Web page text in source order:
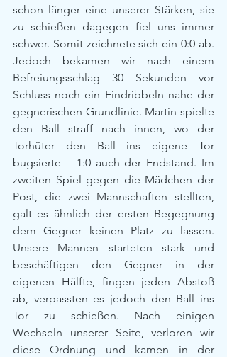
schon länger eine unserer Stärken, sie
zu schießen dagegen fiel uns immer
schwer. Somit zeichnete sich ein 0:0 ab.
Jedoch bekamen wir nach einem
Befreiungsschlag 30 Sekunden vor
Schluss noch ein Eindribbeln nahe der
gegnerischen Grundlinie. Martin spielte
den Ball straff nach innen, wo der
Torhüter den Ball ins eigene Tor
bugsierte – 1:0 auch der Endstand. Im
zweiten Spiel gegen die Mädchen der
Post, die zwei Mannschaften stellten,
galt es ähnlich der ersten Begegnung
dem Gegner keinen Platz zu lassen.
Unsere Mannen starteten stark und
beschäftigen den Gegner in der
eigenen Hälfte, fingen jeden Abstoß
ab, verpassten es jedoch den Ball ins
Tor zu schießen. Nach einigen
Wechseln unserer Seite, verloren wir
diese Ordnung und kamen in der